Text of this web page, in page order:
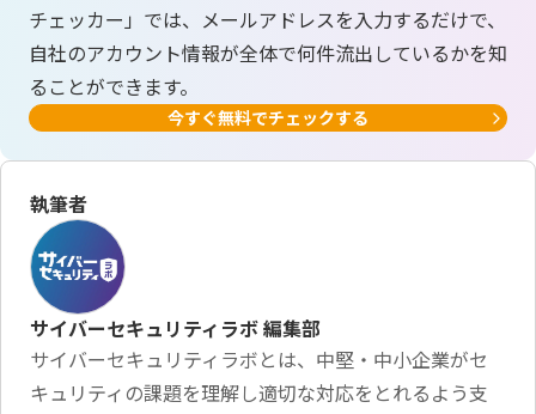
チェッカー」では、メールアドレスを入力するだけで、
自社のアカウント情報が全体で何件流出しているかを知
ることができます。
今すぐ無料でチェックする
執筆者
サイバーセキュリティラボ 編集部
サイバーセキュリティラボとは、中堅・中小企業がセ
キュリティの課題を理解し適切な対応をとれるよう支